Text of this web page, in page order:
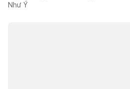
Như Ý